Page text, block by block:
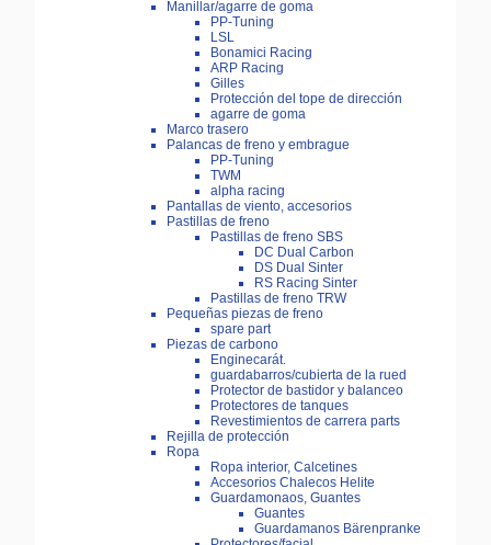
Manillar/agarre de goma
PP-Tuning
LSL
Bonamici Racing
ARP Racing
Gilles
Protección del tope de dirección
agarre de goma
Marco trasero
Palancas de freno y embrague
PP-Tuning
TWM
alpha racing
Pantallas de viento, accesorios
Pastillas de freno
Pastillas de freno SBS
DC Dual Carbon
DS Dual Sinter
RS Racing Sinter
Pastillas de freno TRW
Pequeñas piezas de freno
spare part
Piezas de carbono
Enginecarát.
guardabarros/cubierta de la rued
Protector de bastidor y balanceo
Protectores de tanques
Revestimientos de carrera parts
Rejilla de protección
Ropa
Ropa interior, Calcetines
Accesorios Chalecos Helite
Guardamonaos, Guantes
Guantes
Guardamanos Bärenpranke